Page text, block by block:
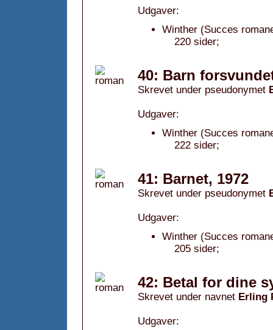
Udgaver:
Winther (Succes
220 sider;
40: Barn
Skrevet under pseudonymet
Udgaver:
Winther (Succes
222 sider;
41: Barnet, 1972
Skrevet under pseudonymet
Udgaver:
Winther (Succes
205 sider;
42: Betal for dine
Skrevet under navnet Erling
Udgaver: